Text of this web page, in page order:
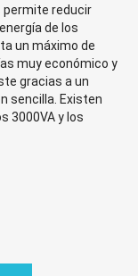
reducir
de los
un máximo de
muy económico y
gracias a un
sencilla. Existen
3000VA y los